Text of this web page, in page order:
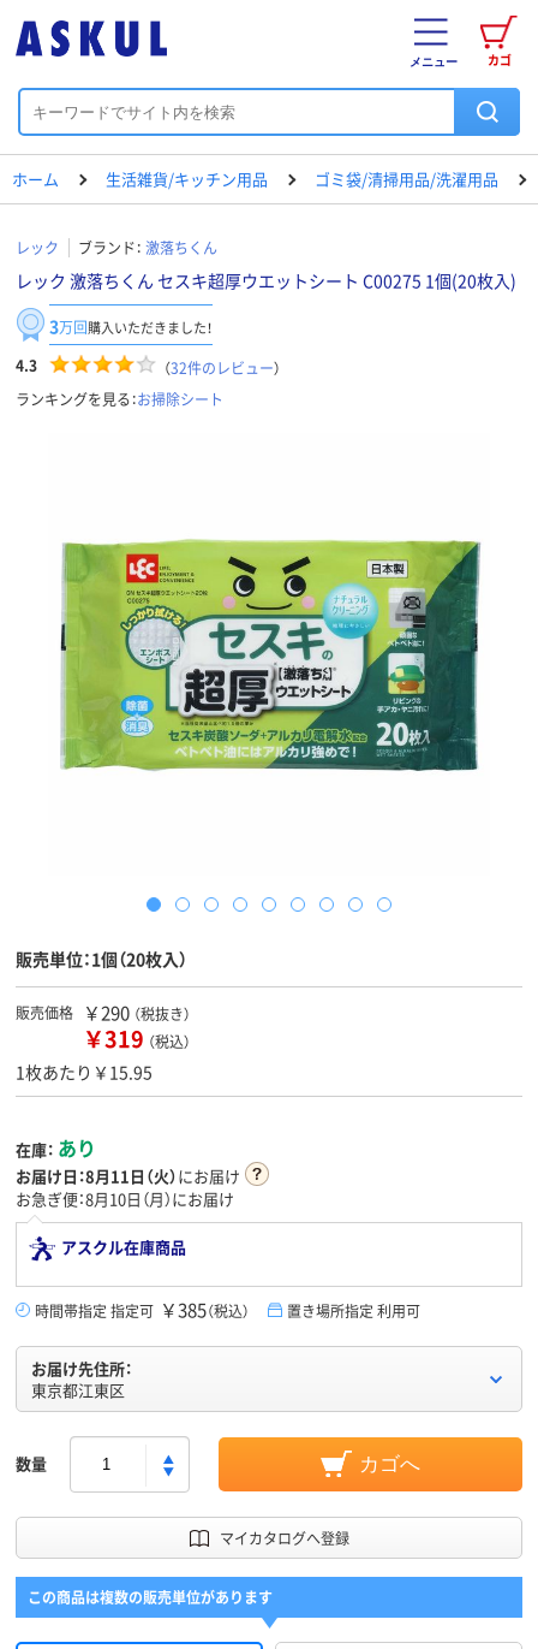
カゴ
メニュー
ホーム 生活雑貨/キッチン用品 ゴミ袋/清掃用品/洗濯用品
レック ブランド： 激落ちくん
レック 激落ちくん セスキ超厚ウエットシート C00275 1個(20枚入)
3万回購入いただきました！
4.3 （32件のレビュー）
ランキングを見る：お掃除シート
販売単位：1個（20枚入）
販売価格 ￥290 （税抜き）
￥319 （税込）
1枚あたり￥15.95
在庫： あり
お届け日：8月11日（火）にお届け
お急ぎ便：8月10日（月）にお届け
アスクル在庫商品
時間帯指定 指定可 ￥385（税込） 置き場所指定 利用可
お届け先住所：
東京都江東区
数量 カゴへ
マイカタログへ登録
この商品は複数の販売単位があります